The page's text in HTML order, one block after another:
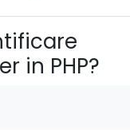
in PHP?